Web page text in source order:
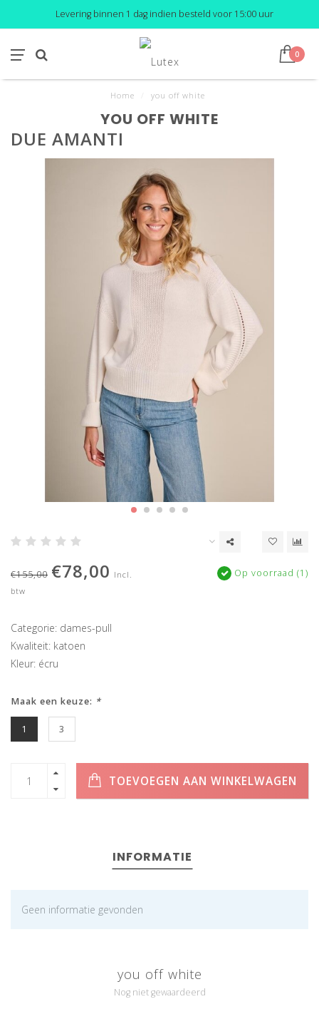
Levering binnen 1 dag indien besteld voor 15:00 uur
0
Home you off white
YOU OFF WHITE
DUE AMANTI
€155,00 €78,00 Incl.
btw
Op voorraad (1)
Categorie: dames-pull
Kwaliteit: katoen
Kleur: écru
Maak een keuze: *
1 3
TOEVOEGEN AAN WINKELWAGEN
INFORMATIE
Geen informatie gevonden
you off white
Nog niet gewaardeerd